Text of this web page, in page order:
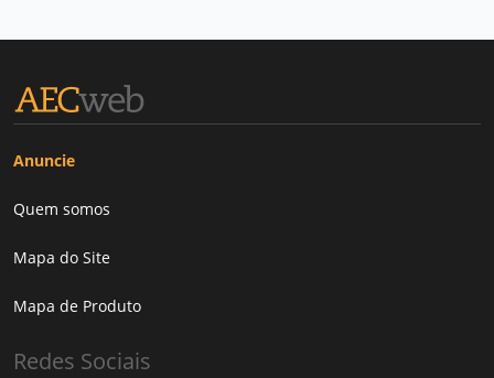
Anuncie
Quem somos
Mapa do Site
Mapa de Produto
Redes Sociais